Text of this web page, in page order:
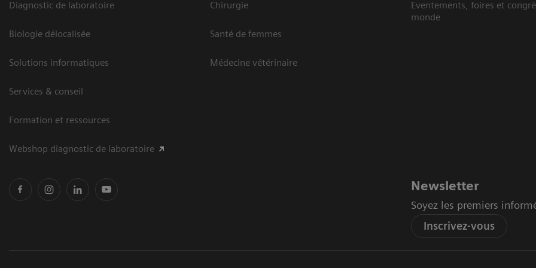
Diagnostic de laboratoire
Biologie délocalisée
Solutions informatiques
Services & conseil
Formation et ressources
Webshop diagnostic de laboratoire
Chirurgie
Santé de femmes
Médecine vétérinaire
Eventements, foires et
monde
Newsletter
Soyez les premiers
Inscrivez-vous